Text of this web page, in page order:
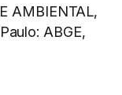
AMBIENTAL,
ABGE,